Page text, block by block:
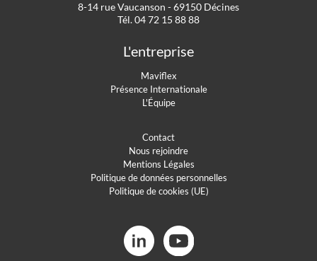
8-14 rue Vaucanson - 69150 Décines
Tél. 04 72 15 88 88
L'entreprise
Maviflex
Présence Internationale
L'Équipe
Contact
Nous rejoindre
Mentions Légales
Politique de données personnelles
Politique de cookies (UE)